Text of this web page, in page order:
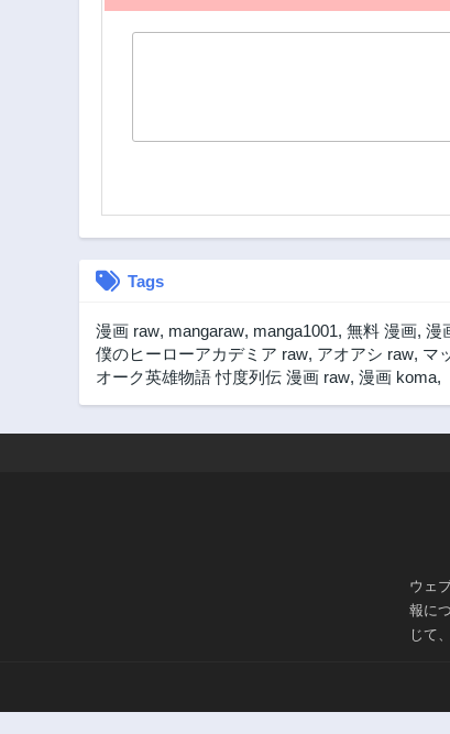
Tags
漫画 raw, mangaraw, manga1001, 無料 漫画, 漫
僕のヒーローアカデミア raw, アオアシ raw, マ
オーク英雄物語 忖度列伝 漫画 raw, 漫画 koma,
ウェ
報に
じて